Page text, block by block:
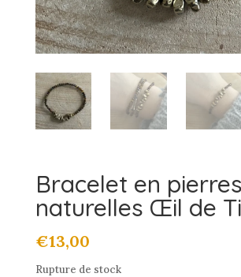
Bracelet en pierres
naturelles Œil de
€13,00
Rupture de stock